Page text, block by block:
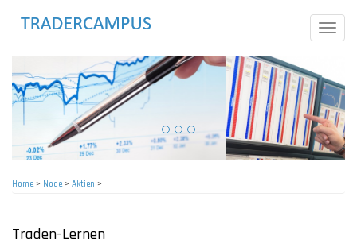
Toggle
Home> Node> Aktien >
Traden-Lernen